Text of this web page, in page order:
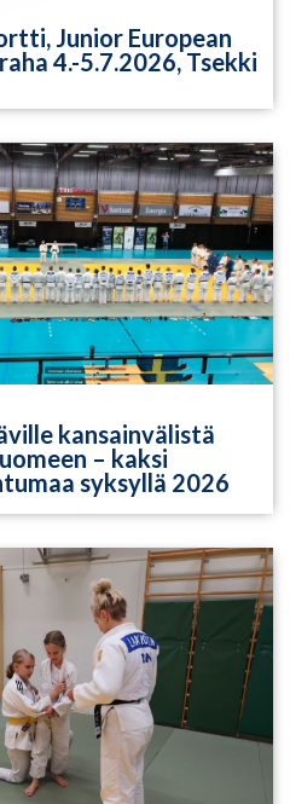
Junior European
4.-5.7.2026, Tsekki
kansainvälistä
– kaksi
syksyllä 2026